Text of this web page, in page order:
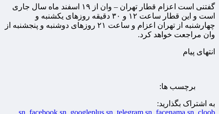
گفتنی است اعزام قطار تهران – وان از ۱۹ اسفند ماه سال جاری
است و این قطار ساعت ۱۲ و ۳۰ دقیقه روزهای یکشنبه و
چهارشنبه از تهران اعزام و ساعت ۲۱ روزهای دوشنبه و پنجشنبه از
وان مراجعت خواهد کرد.
انتهای پیام
برچسب ها:
به اشتراک بگذارید: